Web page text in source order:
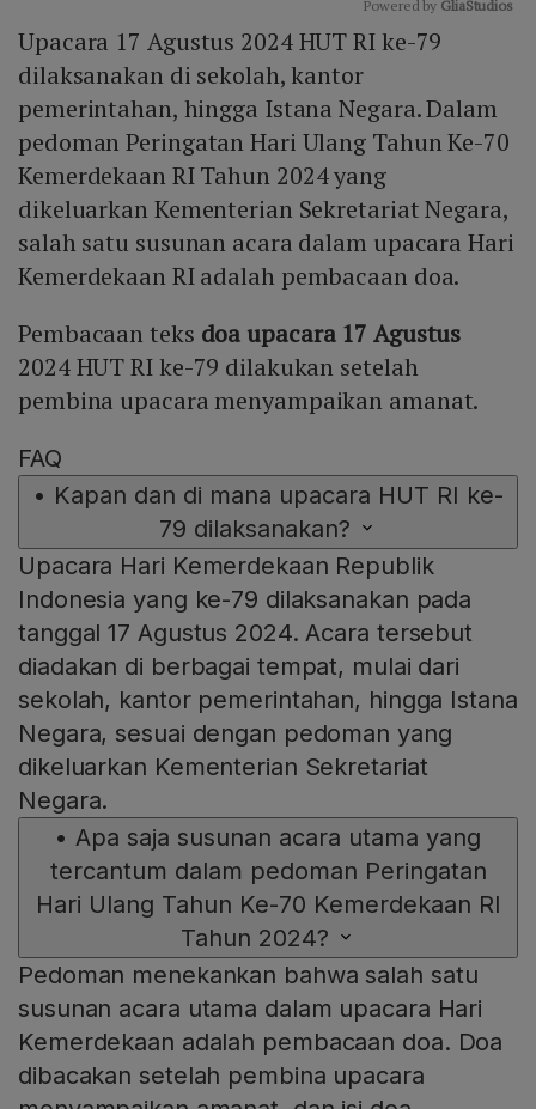
Mute
Powered by GliaStudios
Upacara 17 Agustus 2024 HUT RI ke-79
dilaksanakan di sekolah, kantor
pemerintahan, hingga Istana Negara. Dalam
pedoman Peringatan Hari Ulang Tahun Ke-70
Kemerdekaan RI Tahun 2024 yang
dikeluarkan Kementerian Sekretariat Negara,
salah satu susunan acara dalam upacara Hari
Kemerdekaan RI adalah pembacaan doa.
Pembacaan teks doa upacara 17 Agustus
2024 HUT RI ke-79 dilakukan setelah
pembina upacara menyampaikan amanat.
FAQ
• Kapan dan di mana upacara HUT RI ke-
79 dilaksanakan?
Upacara Hari Kemerdekaan Republik
Indonesia yang ke-79 dilaksanakan pada
tanggal 17 Agustus 2024. Acara tersebut
diadakan di berbagai tempat, mulai dari
sekolah, kantor pemerintahan, hingga Istana
Negara, sesuai dengan pedoman yang
dikeluarkan Kementerian Sekretariat
Negara.
• Apa saja susunan acara utama yang
tercantum dalam pedoman Peringatan
Hari Ulang Tahun Ke-70 Kemerdekaan RI
Tahun 2024?
Pedoman menekankan bahwa salah satu
susunan acara utama dalam upacara Hari
Kemerdekaan adalah pembacaan doa. Doa
dibacakan setelah pembina upacara